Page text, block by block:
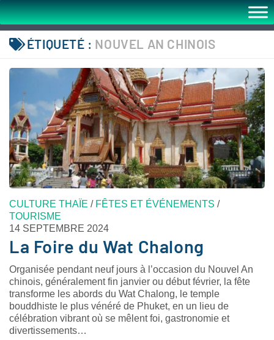
ÉTIQUETÉ : NOUVEL AN CHINOIS
CULTURE THAÏE / FÊTES ET ÉVÉNEMENTS /
TOURISME
14 SEPTEMBRE 2024
La Foire du Wat Chalong
Organisée pendant neuf jours à l’occasion du Nouvel An
chinois, généralement fin janvier ou début février, la fête
transforme les abords du Wat Chalong, le temple
bouddhiste le plus vénéré de Phuket, en un lieu de
célébration vibrant où se mêlent foi, gastronomie et
divertissements…